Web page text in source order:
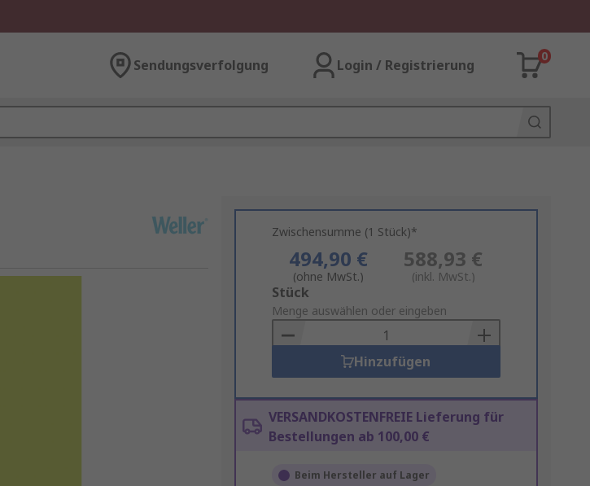
Sendungsverfolgung Login / Registrierung
0
Zwischensumme (1 Stück)*
494,90 €
(ohne MwSt.)
588,93 €
(inkl. MwSt.)
Add
to
Basket
Stück
Menge auswählen oder eingeben
Hinzufügen
VERSANDKOSTENFREIE Lieferung für
Bestellungen ab 100,00 €
Beim Hersteller auf Lager